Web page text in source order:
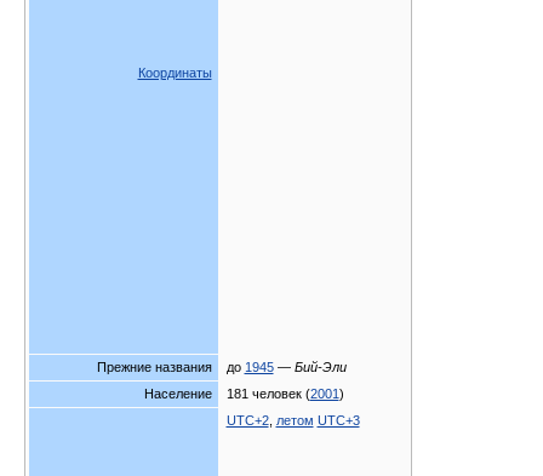
Координаты
Прежние названия до 1945— Бий-Эли
Население
181 человек (2001)
UTC+2, летом UTC+3